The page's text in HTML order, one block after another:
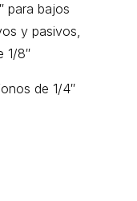
para bajos
y pasivos,
1/8″
de 1/4″